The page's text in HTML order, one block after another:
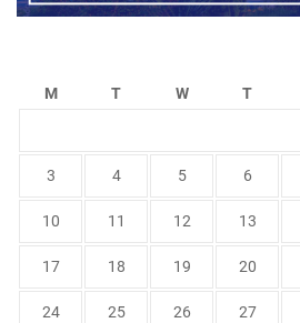
M T W T
3 4 5 6
10 11 12 13
17 18 19 20
24 25 26 27